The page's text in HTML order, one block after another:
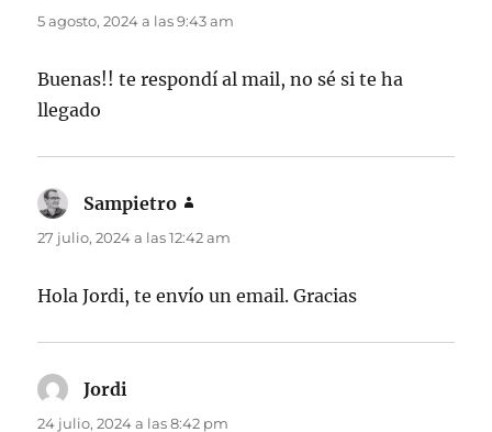
5 agosto, 2024 a las 9:43 am
Buenas!! te respondí al mail, no sé si te ha
llegado
Sampietro
27 julio, 2024 a las 12:42 am
Hola Jordi, te envío un email. Gracias
Jordi
24 julio, 2024 a las 8:42 pm